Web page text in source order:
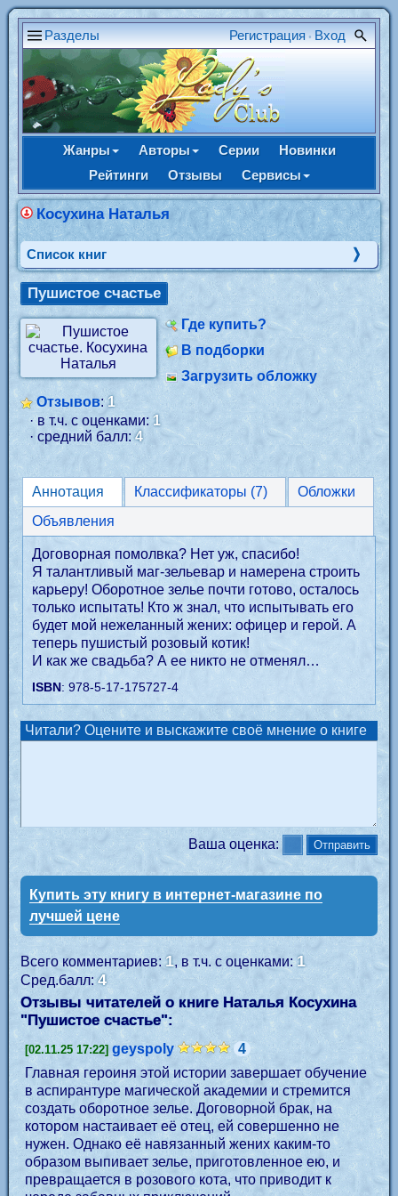
Разделы Регистрация • Вход
Жанры Авторы Серии
Новинки
Рейтинги
Отзывы Сервисы
Косухина Наталья
Cписок книг
Пушистое счастье
Где купить?
В подборки
Загрузить обложку
Отзывов:1
· в т.ч. с оценками: 1
· средний балл:4
Аннотация Классификаторы (7)
Обложки
Объявления
Договорная помолвка? Нет уж, спасибо!
Я талантливый маг-зельевар и намерена строить
карьеру! Оборотное зелье почти готово, осталось
только испытать! Кто ж знал, что испытывать его
будет мой нежеланный жених: офицер и герой. А
теперь пушистый розовый котик!
И как же свадьба? А ее никто не отменял…
ISBN: 978-5-17-175727-4
Читали? Оцените и выскажите своё мнение о книге
Ваша оценка:
Купить эту книгу в интернет-магазине по
лучшей цене
Всего комментариев:1, в т.ч. с оценками:1
Сред.балл:4
Отзывы читателей о книге Наталья Косухина
"Пушистое счастье":
[02.11.25 17:22] geyspoly
4
Главная героиня этой истории завершает обучение
в аспирантуре магической академии и стремится
создать оборотное зелье. Договорной брак, на
котором настаивает её отец, ей совершенно не
нужен. Однако её навязанный жених каким-то
образом выпивает зелье, приготовленное ею, и
превращается в розового кота, что приводит к